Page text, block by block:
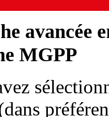
avancée
MGPP